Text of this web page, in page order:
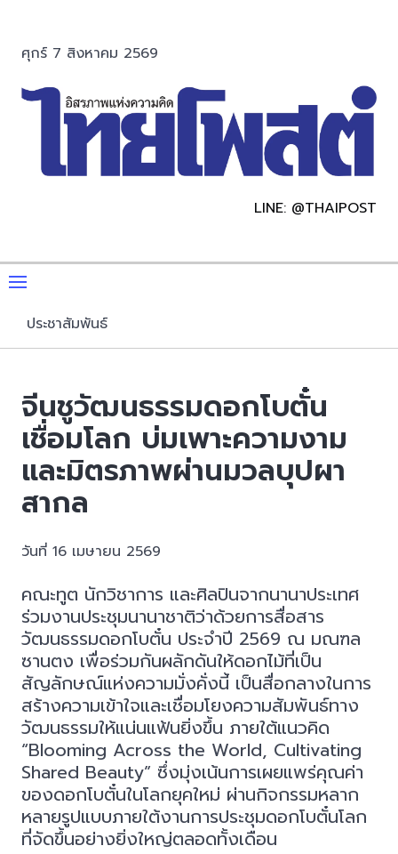
ศุกร์ 7 สิงหาคม 2569
LINE: @THAIPOST
ประชาสัมพันธ์
จีนชูวัฒนธรรมดอกโบตั๋น
เชื่อมโลก บ่มเพาะความงาม
และมิตรภาพผ่านมวลบุปผา
สากล
วันที่ 16 เมษายน 2569
คณะทูต นักวิชาการ และศิลปินจากนานาประเทศ
ร่วมงานประชุมนานาชาติว่าด้วยการสื่อสาร
วัฒนธรรมดอกโบตั๋น ประจำปี 2569 ณ มณฑล
ซานตง เพื่อร่วมกันผลักดันให้ดอกไม้ที่เป็น
สัญลักษณ์แห่งความมั่งคั่งนี้ เป็นสื่อกลางในการ
สร้างความเข้าใจและเชื่อมโยงความสัมพันธ์ทาง
วัฒนธรรมให้แน่นแฟ้นยิ่งขึ้น ภายใต้แนวคิด
“Blooming Across the World, Cultivating
Shared Beauty” ซึ่งมุ่งเน้นการเผยแพร่คุณค่า
ของดอกโบตั๋นในโลกยุคใหม่ ผ่านกิจกรรมหลาก
หลายรูปแบบภายใต้งานการประชุมดอกโบตั๋นโลก
ที่จัดขึ้นอย่างยิ่งใหญ่ตลอดทั้งเดือน